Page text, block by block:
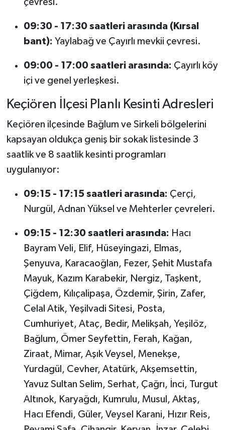
çevresi.
09:30 - 17:30 saatleri arasında (Kırsal
bant): Yaylabağ ve Çayırlı mevkii çevresi.
09:00 - 17:00 saatleri arasında: Çayırlı köy
içi ve genel yerleşkesi.
Keçiören İlçesi Planlı Kesinti Adresleri
Keçiören ilçesinde Bağlum ve Sirkeli bölgelerini
kapsayan oldukça geniş bir sokak listesinde 3
saatlik ve 8 saatlik kesinti programları
uygulanıyor:
09:15 - 17:15 saatleri arasında: Çerçi,
Nurgül, Adnan Yüksel ve Mehterler çevreleri.
09:15 - 12:30 saatleri arasında: Hacı
Bayram Veli, Elif, Hüseyingazi, Elmas,
Şenyuva, Karacaoğlan, Fezer, Şehit Mustafa
Mayuk, Kazım Karabekir, Nergiz, Taşkent,
Çiğdem, Kılıçalipaşa, Özdemir, Şirin, Zafer,
Celal Atik, Yeşilvadi Sitesi, Posta,
Cumhuriyet, Ataç, Bedir, Melikşah, Yeşilöz,
Bağlum, Ömer Seyfettin, Ferah, Kağan,
Ziraat, Mimar, Aşık Veysel, Menekşe,
Yurdagül, Cevher, Atatürk, Akşemsettin,
Yavuz Sultan Selim, Serhat, Çağrı, İnci, Turgut
Altınok, Karyağdı, Kumrulu, Musul, Aktaş,
Hacı Efendi, Güler, Veysel Karani, Hızır Reis,